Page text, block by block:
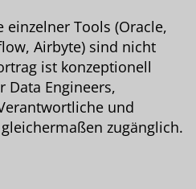
einzelner Tools (Oracle,
Airbyte) sind nicht
ist konzeptionell
Data Engineers,
und
zugänglich.